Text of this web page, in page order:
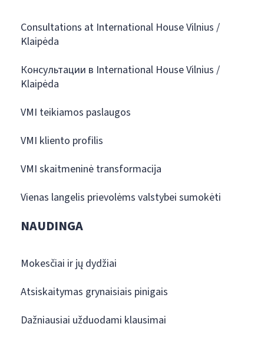
Consultations at International House Vilnius /
Klaipėda
Консультации в International House Vilnius /
Klaipėda
VMI teikiamos paslaugos
VMI kliento profilis
VMI skaitmeninė transformacija
Vienas langelis prievolėms valstybei sumokėti
NAUDINGA
Mokesčiai ir jų dydžiai
Atsiskaitymas grynaisiais pinigais
Dažniausiai užduodami klausimai